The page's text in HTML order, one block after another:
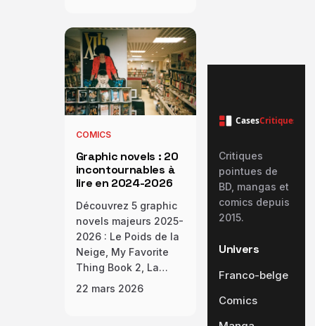
COMICS
Graphic novels : 20
incontournables à
lire en 2024-2026
Découvrez 5 graphic
novels majeurs 2025-
2026 : Le Poids de la
Neige, My Favorite
Thing Book 2, La…
22 mars 2026
CasesCritiques
Critiques
pointues de
BD, mangas et
comics depuis
2015.
Univers
Franco-belge
Comics